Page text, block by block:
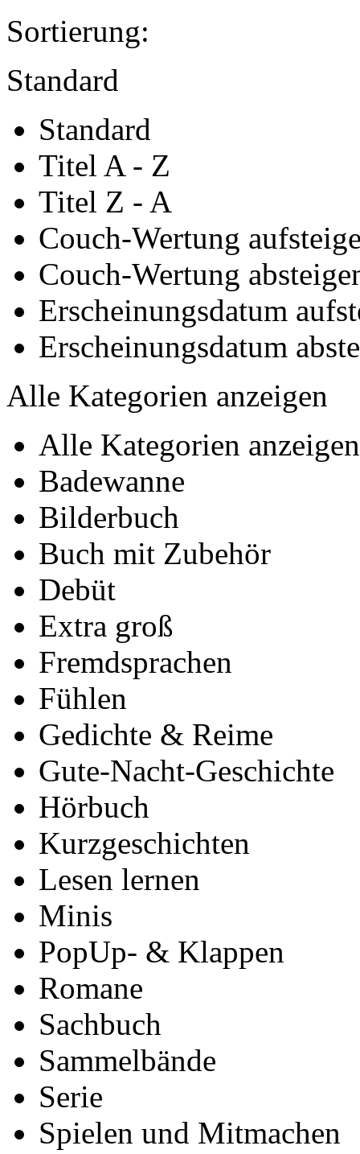
Sortierung:
Standard
Standard
Titel A - Z
Titel Z - A
Couch-Wertung
Couch-Wertung
Erscheinungsdatum
Erscheinungsdatum
Alle Kategorien anzeigen
Alle Kategorien anzeigen
Badewanne
Bilderbuch
Buch mit Zubehör
Debüt
Extra groß
Fremdsprachen
Fühlen
Gedichte & Reime
Gute‐Nacht-Geschichte
Hörbuch
Kurzgeschichten
Lesen lernen
Minis
PopUp‐ & Klappen
Romane
Sachbuch
Sammelbände
Serie
Spielen und Mitmachen